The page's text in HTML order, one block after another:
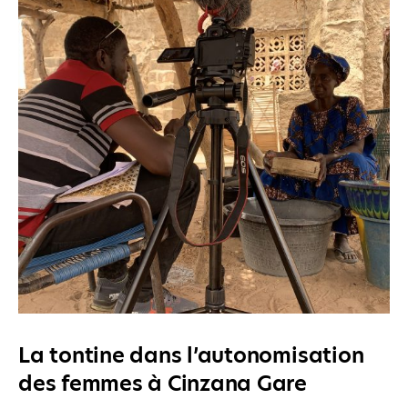
La tontine dans l’autonomisation
des femmes à Cinzana Gare